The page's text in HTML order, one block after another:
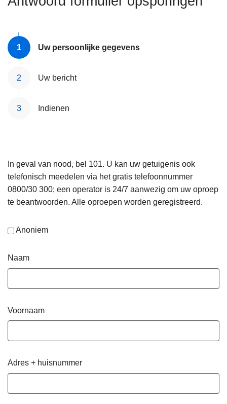
Uw persoonlijke gegevens
Uw bericht
Indienen
In geval van nood, bel 101. U kan uw getuigenis ook
telefonisch meedelen via het gratis telefoonnummer
0800/30 300; een operator is 24/7 aanwezig om uw oproep
te beantwoorden. Alle oproepen worden geregistreerd.
Anoniem
Naam
Voornaam
Adres + huisnummer